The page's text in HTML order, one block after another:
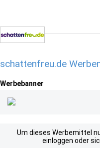
schattenfreu.de
Werbebanner
Um dieses Werbemittel
einloggen oder